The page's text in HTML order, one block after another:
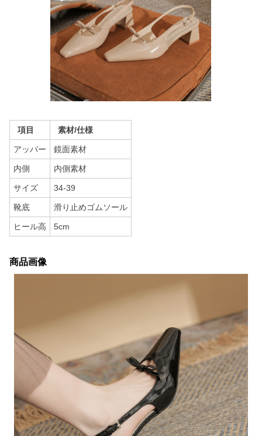
項目 素材/仕様
アッパー 鏡面素材
内側 内側素材
サイズ 34-39
靴底 滑り止めゴムソール
ヒール高 5cm
商品画像